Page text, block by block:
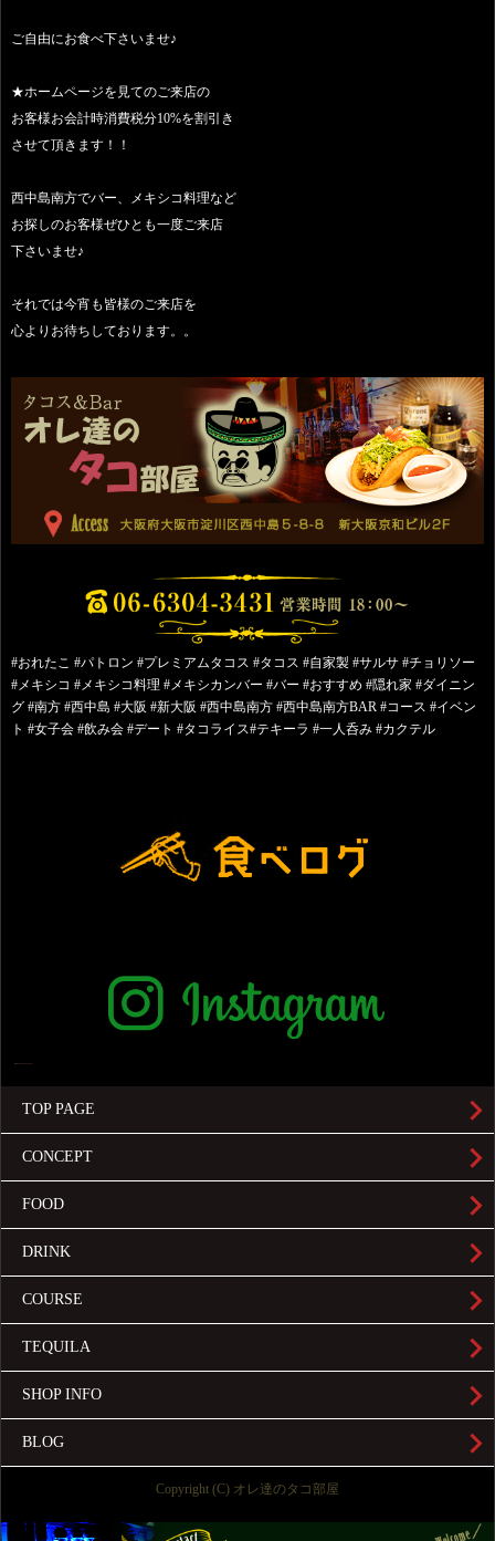
ご自由にお食べ下さいませ♪
★ホームページを見てのご来店の
お客様お会計時消費税分10%を割引き
させて頂きます！！
西中島南方でバー、メキシコ料理など
お探しのお客様ぜひとも一度ご来店
下さいませ♪
それでは今宵も皆様のご来店を
心よりお待ちしております。。
#おれたこ #パトロン #プレミアムタコス #タコス #自家製 #サルサ #チョリソー
#メキシコ #メキシコ料理 #メキシカンバー #バー #おすすめ #隠れ家 #ダイニン
グ #南方 #西中島 #大阪 #新大阪 #西中島南方 #西中島南方BAR #コース #イベン
ト #女子会 #飲み会 #デート #タコライス#テキーラ #一人呑み #カクテル
TOP PAGE
CONCEPT
FOOD
DRINK
COURSE
TEQUILA
SHOP INFO
BLOG
Copyright (C) オレ達のタコ部屋